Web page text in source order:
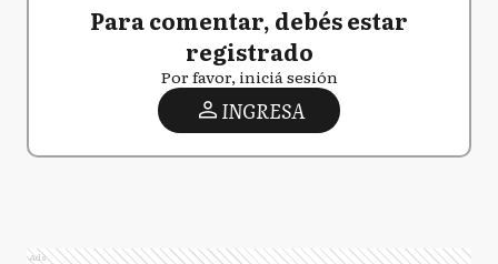
Para comentar, debés estar
registrado
Por favor, iniciá sesión
INGRESA
Ads